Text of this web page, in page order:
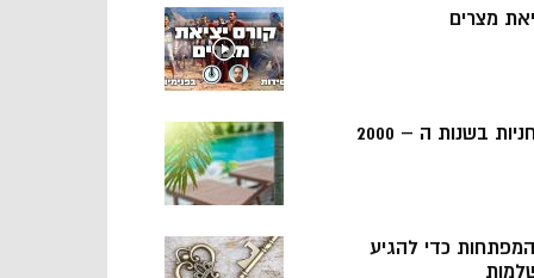
מצרים
בשנות ה – 2000
5 המפתחות כדי להגיע